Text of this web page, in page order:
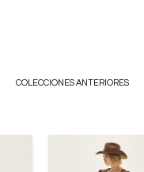
COLECCIONES ANTERIORES